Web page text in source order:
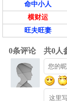
命中小人
横财运
旺夫旺妻